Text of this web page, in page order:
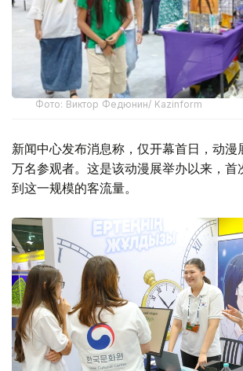
Фото: Виктор Федюнин/ Kazinform
新闻中心发布消息称，仅开幕首日，动漫
万名参观者。这是该动漫展举办以来，首
到这一规模的客流量。